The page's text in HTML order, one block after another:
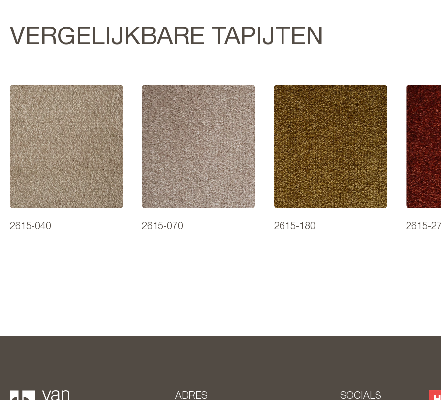
VERGELIJKBARE TAPIJTEN
2615-040 2615-070 2615-180 2615-
ADRES SOCIALS